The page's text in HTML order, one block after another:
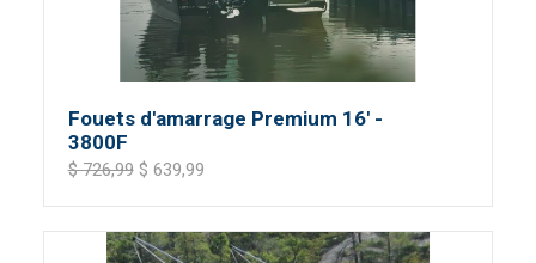
Fouets d'amarrage Premium 16' -
3800F
$ 726,99$ 639,99